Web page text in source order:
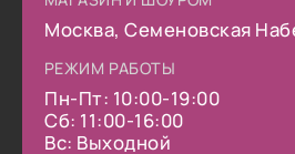
Москва, Семеновская
РЕЖИМ РАБОТЫ
Пн-Пт: 10:00-19:00
Сб: 11:00-16:00
Вс: Выходной